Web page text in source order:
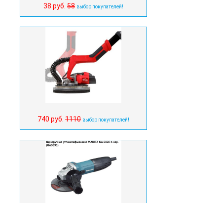
38 руб. 58 выбор покупателей!
740 руб. 1110 выбор покупателей!